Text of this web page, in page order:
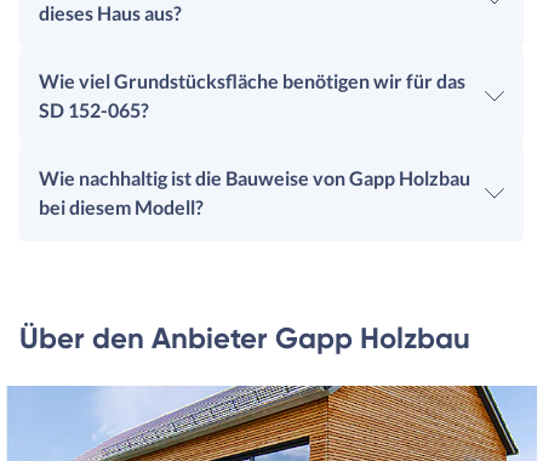
dieses Haus aus?
Wie viel Grundstücksfläche benötigen wir für das
SD 152-065?
Wie nachhaltig ist die Bauweise von Gapp Holzbau
bei diesem Modell?
Über den Anbieter Gapp Holzbau